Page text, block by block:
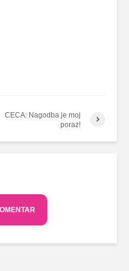
CECA: Nagodba je moj
poraz!